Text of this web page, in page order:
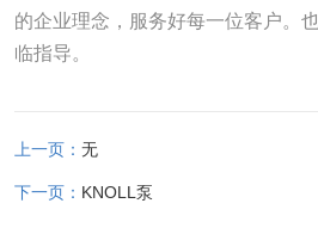
的企业理念，服务好每一位客户。
临指导。
上一页： 无
下一页： KNOLL泵